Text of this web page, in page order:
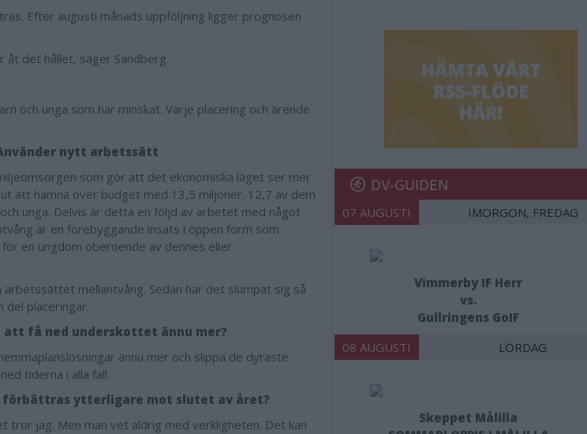
Efter augusti månads uppföljning ligger prognosen
det hållet, säger Sandberg.
och unga som har minskat. Varje placering och ärende
nytt arbetssätt
som gör att det ekonomiska läget ser mer
att hamna över budget med 13,5 miljoner. 12,7 av dem
unga. Delvis är detta en följd av arbetet med något
är en förebyggande insats i öppen form som
en ungdom oberoende av dennes eller
arbetssättet mellantvång. Sedan har det slumpat sig så
del placeringar.
att få ned underskottet ännu mer?
ännu mer och slippa de dyraste
tiderna i alla fall.
ytterligare mot slutet av året?
tror jag. Men man vet aldrig med verkligheten. Det kan
DV-GUIDEN
07 AUGUSTI IMORGON, FREDAG
Vimmerby IF Herr
vs.
Gullringens GoIF
08 AUGUSTI LÖRDAG
Skeppet Målilla